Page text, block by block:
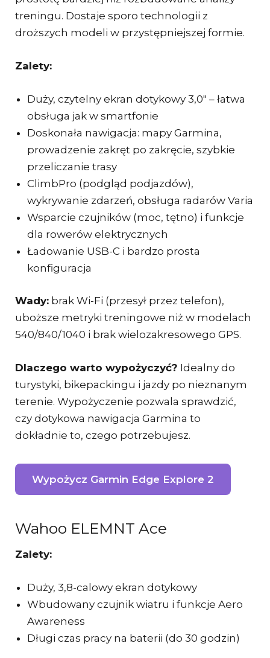
treningu. Dostaje sporo technologii z
droższych modeli w przystępniejszej formie.
Zalety:
Duży, czytelny ekran dotykowy 3,0″ – łatwa
obsługa jak w smartfonie
Doskonała nawigacja: mapy Garmina,
prowadzenie zakręt po zakręcie, szybkie
przeliczanie trasy
ClimbPro (podgląd podjazdów),
wykrywanie zdarzeń, obsługa radarów Varia
Wsparcie czujników (moc, tętno) i funkcje
dla rowerów elektrycznych
Ładowanie USB-C i bardzo prosta
konfiguracja
Wady: brak Wi-Fi (przesył przez telefon),
uboższe metryki treningowe niż w modelach
540/840/1040 i brak wielozakresowego GPS.
Dlaczego warto wypożyczyć? Idealny do
turystyki, bikepackingu i jazdy po nieznanym
terenie. Wypożyczenie pozwala sprawdzić,
czy dotykowa nawigacja Garmina to
dokładnie to, czego potrzebujesz.
Wypożycz Garmin Edge Explore 2
Wahoo ELEMNT Ace
Zalety:
Duży, 3,8-calowy ekran dotykowy
Wbudowany czujnik wiatru i funkcje Aero
Awareness
Długi czas pracy na baterii (do 30 godzin)